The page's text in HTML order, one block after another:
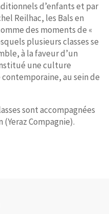
d’enfants et par
Reilhac, les Bals en
des moments de «
plusieurs classes se
à la faveur d’un
une culture
au sein de
sont accompagnées
(Yeraz Compagnie).